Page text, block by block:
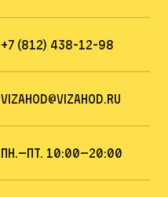
+7 (812) 438-12-98
vizahod@vizahod.ru
пн.—Пт. 10:00—20:00